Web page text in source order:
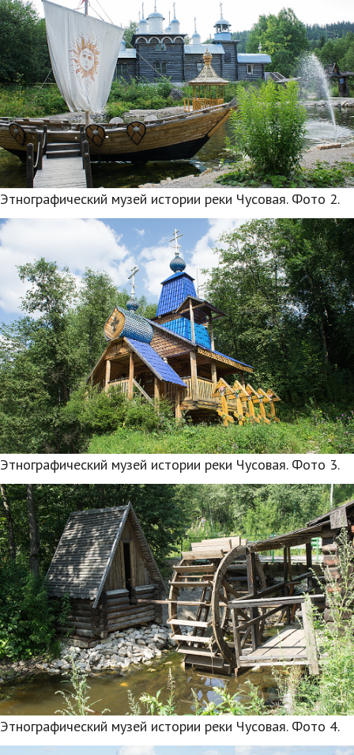
Этнографический музей истории реки Чусовая. Фото 2.
Этнографический музей истории реки Чусовая. Фото 3.
Этнографический музей истории реки Чусовая. Фото 4.